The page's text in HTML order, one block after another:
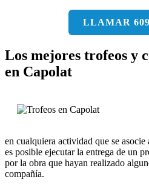
LLAMAR 609
Los mejores trofeos y
en Capolat
en cualquiera actividad que se
es posible ejecutar la entrega de un
por la obra que hayan realizado
compañía.